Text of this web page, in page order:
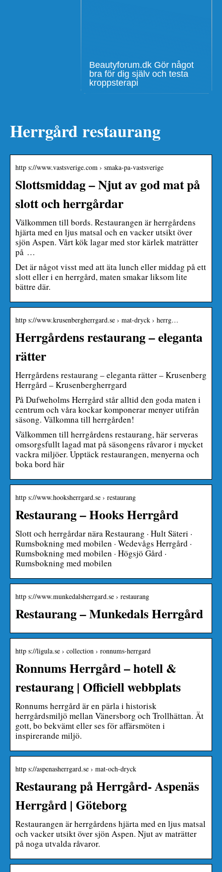
Beautyforum.dk Gör något
bra för dig själv och testa
kroppsterapi
Herrgård restaurang
http s://www.vastsverige.com › smaka-pa-vastsverige
Slottsmiddag – Njut av god mat på
slott och herrgårdar
Välkommen till bords. Restaurangen är herrgårdens
hjärta med en ljus matsal och en vacker utsikt över
sjön Aspen. Vårt kök lagar med stor kärlek maträtter
på …
Det är något visst med att äta lunch eller middag på ett
slott eller i en herrgård, maten smakar liksom lite
bättre där.
http s://www.krusenbergherrgard.se › mat-dryck › herrg…
Herrgårdens restaurang – eleganta
rätter
Herrgårdens restaurang – eleganta rätter – Krusenberg
Herrgård – Krusenbergherrgard
På Dufweholms Herrgård står alltid den goda maten i
centrum och våra kockar komponerar menyer utifrån
säsong. Välkomna till herrgården!
Välkommen till herrgårdens restaurang, här serveras
omsorgsfullt lagad mat på säsongens råvaror i mycket
vackra miljöer. Upptäck restaurangen, menyerna och
boka bord här
http s://www.hooksherrgard.se › restaurang
Restaurang – Hooks Herrgård
Slott och herrgårdar nära Restaurang · Hult Säteri ·
Rumsbokning med mobilen · Wedevågs Herrgård ·
Rumsbokning med mobilen · Högsjö Gård ·
Rumsbokning med mobilen
http s://www.munkedalsherrgard.se › restaurang
Restaurang – Munkedals Herrgård
http s://ligula.se › collection › ronnums-herrgard
Ronnums Herrgård – hotell &
restaurang | Officiell webbplats
Ronnums herrgård är en pärla i historisk
herrgårdsmiljö mellan Vänersborg och Trollhättan. Ät
gott, bo bekvämt eller ses för affärsmöten i
inspirerande miljö.
http s://aspenasherrgard.se › mat-och-dryck
Restaurang på Herrgård- Aspenäs
Herrgård | Göteborg
Restaurangen är herrgårdens hjärta med en ljus matsal
och vacker utsikt över sjön Aspen. Njut av maträtter
på noga utvalda råvaror.